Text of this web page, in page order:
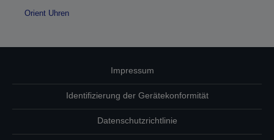
Orient Uhren
Impressum
Identifizierung der Gerätekonformität
Datenschutzrichtlinie